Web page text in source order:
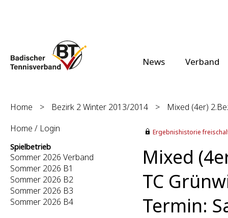
News Verband
Home > Bezirk 2 Winter 2013/2014 >
Mixed (4er)
Home / Login
Spielbetrieb
Sommer 2026 Verband
Sommer 2026 B1
Sommer 2026 B2
Sommer 2026 B3
Sommer 2026 B4
Ergebnishistorie
Mixed
TC
Termin: